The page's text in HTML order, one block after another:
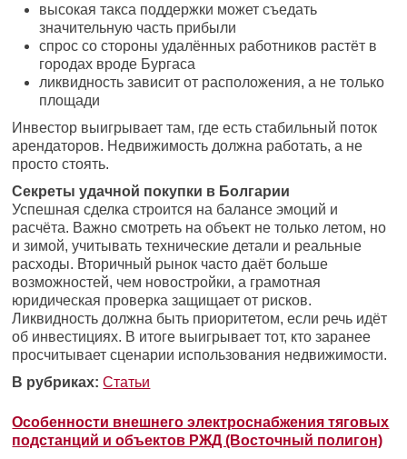
высокая такса поддержки может съедать
значительную часть прибыли
спрос со стороны удалённых работников растёт в
городах вроде Бургаса
ликвидность зависит от расположения, а не только
площади
Инвестор выигрывает там, где есть стабильный поток
арендаторов. Недвижимость должна работать, а не
просто стоять.
Секреты удачной покупки в Болгарии
Успешная сделка строится на балансе эмоций и
расчёта. Важно смотреть на объект не только летом, но
и зимой, учитывать технические детали и реальные
расходы. Вторичный рынок часто даёт больше
возможностей, чем новостройки, а грамотная
юридическая проверка защищает от рисков.
Ликвидность должна быть приоритетом, если речь идёт
об инвестициях. В итоге выигрывает тот, кто заранее
просчитывает сценарии использования недвижимости.
В рубриках: Статьи
Особенности внешнего электроснабжения тяговых
подстанций и объектов РЖД (Восточный полигон)